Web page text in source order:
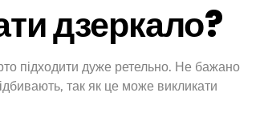
дзеркало?
підходити дуже ретельно. Не бажано
так як це може викликати